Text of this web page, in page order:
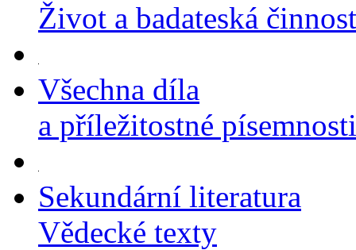
Život a badateská činnost
Všechna díla
a příležitostné písemnosti
Sekundární literatura
Vědecké texty